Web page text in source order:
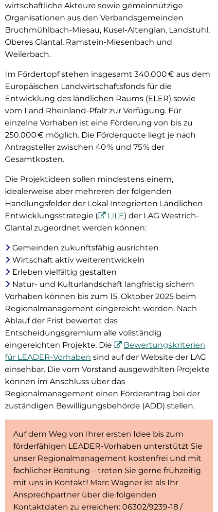
wirtschaftliche Akteure sowie gemeinnützige
Organisationen aus den Verbandsgemeinden
Bruchmühlbach-Miesau, Kusel-Altenglan, Landstuhl,
Oberes Glantal, Ramstein-Miesenbach und
Weilerbach.
Im Fördertopf stehen insgesamt 340.000 € aus dem
Europäischen Landwirtschaftsfonds für die
Entwicklung des ländlichen Raums (ELER) sowie
vom Land Rheinland-Pfalz zur Verfügung. Für
einzelne Vorhaben ist eine Förderung von bis zu
250.000 € möglich. Die Förderquote liegt je nach
Antragsteller zwischen 40 % und 75 % der
Gesamtkosten.
Die Projektideen sollen mindestens einem,
idealerweise aber mehreren der folgenden
Handlungsfelder der Lokal Integrierten Ländlichen
Entwicklungsstrategie (
LILE) der LAG Westrich-
Glantal zugeordnet werden können:
Gemeinden zukunftsfähig ausrichten
Wirtschaft aktiv weiterentwickeln
Erleben vielfältig gestalten
Natur- und Kulturlandschaft langfristig sichern
Vorhaben können bis zum 15. Oktober 2025 beim
Regionalmanagement eingereicht werden. Nach
Ablauf der Frist bewertet das
Entscheidungsgremium alle vollständig
eingereichten Projekte. Die
Bewertungskriterien
für LEADER-Vorhaben sind auf der Website der LAG
einsehbar. Die vom Vorstand ausgewählten Projekte
können im Anschluss über das
Regionalmanagement einen Förderantrag bei der
zuständigen Bewilligungsbehörde (ADD) stellen.
Auf dem Weg von Ihrer ersten Idee bis zum
förderfähigen LEADER-Vorhaben unterstützt Sie
unser Regionalmanagement kostenfrei und mit
fachlicher Beratung – treten Sie gerne frühzeitig
mit uns in Kontakt! Marc Wagner ist als Ihr
Ansprechpartner über die folgenden
Kontaktdaten zu erreichen: 06302/9239-18 /